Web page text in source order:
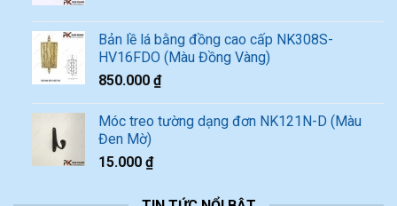
Bản lề lá bằng đồng cao cấp NK308S-
HV16FDO (Màu Đồng Vàng)
850.000 ₫
Móc treo tường dạng đơn NK121N-D (Màu
Đen Mờ)
15.000 ₫